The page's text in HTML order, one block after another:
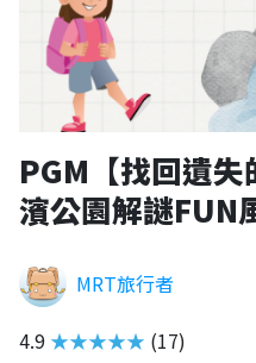
PGM【找回遺
濱公園解謎FUN
MRT旅行者
4.9 ★★★★★ (17)